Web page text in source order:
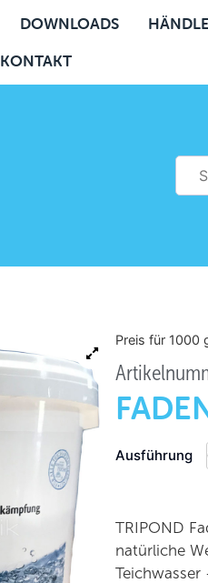
DOWNLOADS
KONTAKT
Preis für 1000
Ausführung
TRIPOND
natürliche